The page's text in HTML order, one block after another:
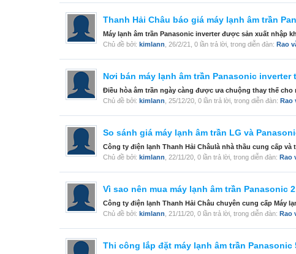
Thanh Hải Châu báo giá máy lạnh âm trần
Máy lạnh âm trần Panasonic inverter được sản xuất nhập
Chủ đề bởi: kimlann 26/2/21 , 0 lần trả lời, trong diễn đàn: Rao
Nơi bán máy lạnh âm trần Panasonic inverter
Điều hòa âm trần ngày càng được ưa chuộng thay thế
Chủ đề bởi: kimlann 25/12/20 , 0 lần trả lời, trong diễn đàn: Rao
So sánh giá máy lạnh âm trần LG và
Công ty điện lạnh Thanh Hải Châulà nhà thầu cung cấp
Chủ đề bởi: kimlann 22/11/20 , 0 lần trả lời, trong diễn đàn: Rao
Vì sao nên mua máy lạnh âm trần Panasonic
Công ty điện lạnh Thanh Hải Châu chuyên cung cấp Máy
Chủ đề bởi: kimlann 21/11/20 , 0 lần trả lời, trong diễn đàn: Rao
Thi công lắp đặt máy lạnh âm trần